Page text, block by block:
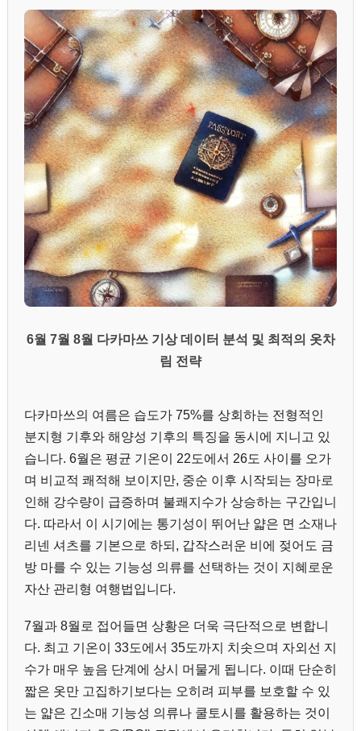
6월 7월 8월 다카마쓰 기상 데이터 분석 및 최적의 옷차
림 전략
다카마쓰의 여름은 습도가 75%를 상회하는 전형적인
분지형 기후와 해양성 기후의 특징을 동시에 지니고 있
습니다. 6월은 평균 기온이 22도에서 26도 사이를 오가
며 비교적 쾌적해 보이지만, 중순 이후 시작되는 장마로
인해 강수량이 급증하며 불쾌지수가 상승하는 구간입니
다. 따라서 이 시기에는 통기성이 뛰어난 얇은 면 소재나
리넨 셔츠를 기본으로 하되, 갑작스러운 비에 젖어도 금
방 마를 수 있는 기능성 의류를 선택하는 것이 지혜로운
자산 관리형 여행법입니다.
7월과 8월로 접어들면 상황은 더욱 극단적으로 변합니
다. 최고 기온이 33도에서 35도까지 치솟으며 자외선 지
수가 매우 높음 단계에 상시 머물게 됩니다. 이때 단순히
짧은 옷만 고집하기보다는 오히려 피부를 보호할 수 있
는 얇은 긴소매 기능성 의류나 쿨토시를 활용하는 것이